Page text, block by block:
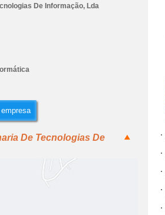
De Informação, Lda
De Tecnologias De